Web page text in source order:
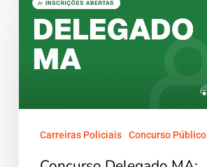
Delegado
MA:
Inscrições
Carreiras Policiais Concurso Público